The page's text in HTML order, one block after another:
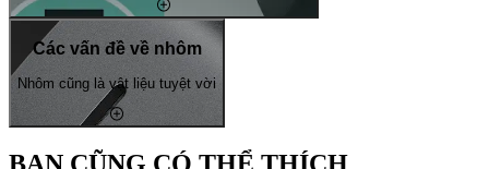
Các vấn đề về nhôm
Nhôm cũng là vật liệu tuyệt vời